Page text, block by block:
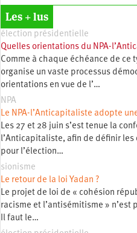
Les + lus
élection présidentielle
Quelles orientations du NPA-
Comme à chaque échéance de ce
organise un vaste processus
orientations en vue de l’…
NPA
Le NPA-l’Anticapitaliste adopte
Les 27 et 28 juin s’est tenue la
l’Anticapitaliste, afin de définir
pour l’élection…
sionisme
Le retour de la loi Yadan ?
Le projet de loi de « cohésion
racisme et l’antisémitisme » n’est
Il faut le…